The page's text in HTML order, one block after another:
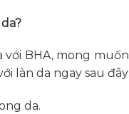
BHA, mong
làn da ngay sau đây:
da.